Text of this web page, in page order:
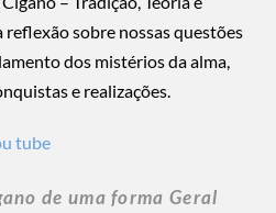
reflexão sobre nossas questões
dos mistérios da alma,
e realizações.
tube
de uma forma Geral